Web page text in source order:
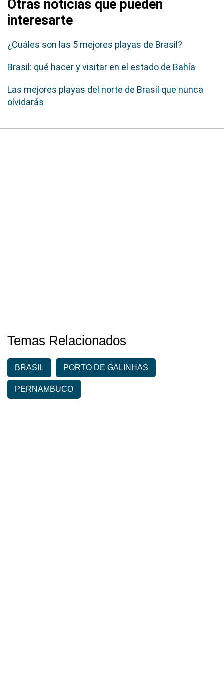
Otras noticias que pueden
interesarte
¿Cuáles son las 5 mejores playas de Brasil?
Brasil: qué hacer y visitar en el estado de Bahía
Las mejores playas del norte de Brasil que nunca
olvidarás
Temas Relacionados
BRASIL PORTO DE GALINHAS
PERNAMBUCO